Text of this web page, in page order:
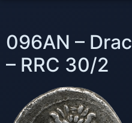
096AN –
– RRC 30/2